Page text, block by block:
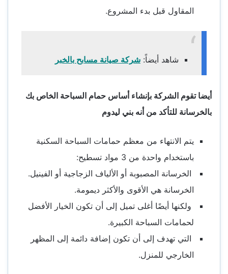
المقاول قبل بدء المشروع.
شاهد أيضاً: شركة صيانة مسابح بالخبر
أيضا تقوم الشركة بإنشاء أساس حمام السباحة الخاص بك
بالخرسانة للتأكد من أنه بني ليدوم
يتم الانتهاء من معظم حمامات السباحة السكنية
باستخدام واحدة من 3 مواد تسطيح:
الخرسانة المصبوبة أو الألياف الزجاجية أو الفينيل.
الخرسانة هي الأقوى والأكثر ديمومة.
ولكنها أيضًا أغلى تميل إلى أن تكون الخيار الأفضل
لحمامات السباحة الكبيرة.
التي تهدف إلى أن تكون إضافة دائمة إلى المظهر
الخارجي للمنزل.